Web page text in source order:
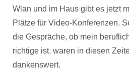
Wlan und im Haus gibt es jetzt
Plätze für Video-Konferenzen.
die Gespräche, ob mein
richtige ist, waren in diesen
dankenswert.